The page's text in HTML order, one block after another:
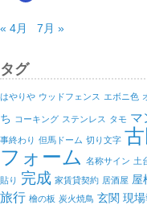
« 4月 7月 »
タグ
はやりや ウッドフェンス エボニ色
ち コーキング ステンレス タモ マ
事終わり 但馬ドーム 切り文字
フォーム 名称サイン 土
貼り 完成 家賃貸契約 居酒屋 屋
旅行 檜の板 炭火焼鳥 玄関 現